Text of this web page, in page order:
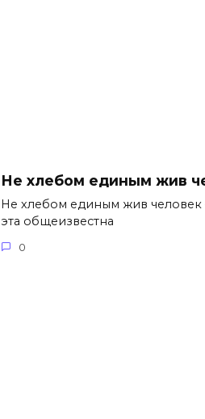
Не хлебом единым жив
Не хлебом единым жив человек
эта общеизвестна
0